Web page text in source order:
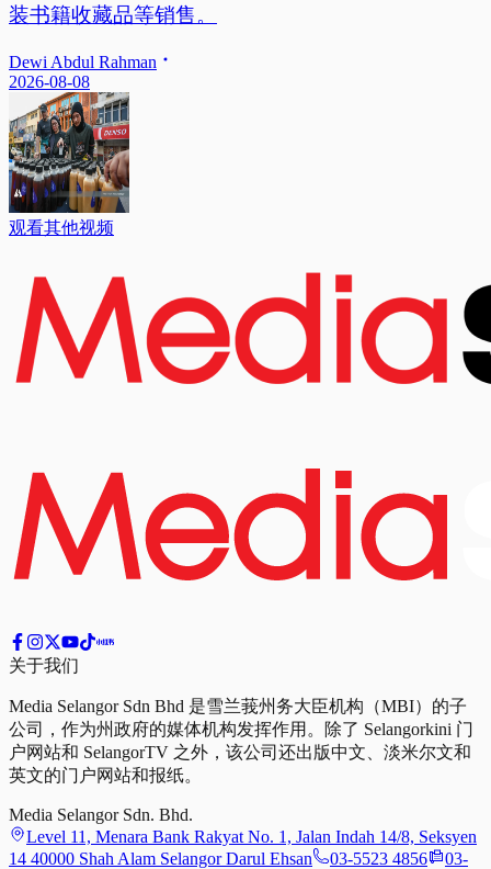
装书籍收藏品等销售。
Dewi Abdul Rahman
2026-08-08
观看其他视频
关于我们
Media Selangor Sdn Bhd 是雪兰莪州务大臣机构（MBI）的子
公司，作为州政府的媒体机构发挥作用。除了 Selangorkini 门
户网站和 SelangorTV 之外，该公司还出版中文、淡米尔文和
英文的门户网站和报纸。
Media Selangor Sdn. Bhd.
Level 11, Menara Bank Rakyat No. 1, Jalan Indah 14/8, Seksyen
14 40000 Shah Alam Selangor Darul Ehsan
03-5523 4856
03-